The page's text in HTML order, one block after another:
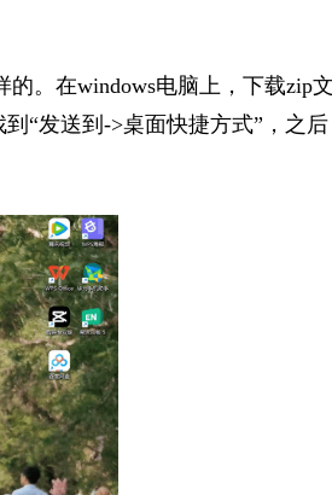
的。在windows电脑上，下载zip
到“发送到->桌面快捷方式”，之后